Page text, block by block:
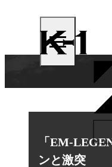
K-
1
「EM-
ンと激突